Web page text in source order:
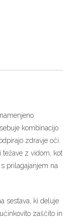
kombinacijo
zdravje oči.
z vidom, kot
prilagajanjem na
sestava, ki deluje
zaščito in